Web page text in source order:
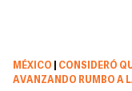
MÉXICO
CONSIDERÓ
AVANZANDO RUMBO A